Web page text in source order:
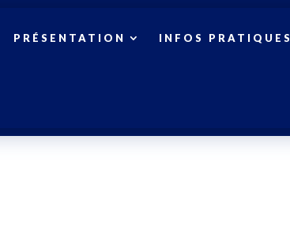
PRÉSENTATION INFOS PRATIQUES